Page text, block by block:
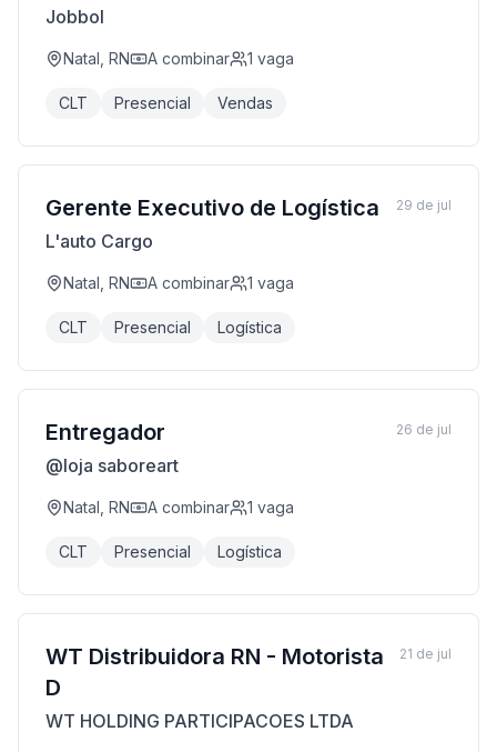
Jobbol
Natal, RN A combinar 1 vaga
CLT Presencial Vendas
Gerente Executivo de Logística
L'auto Cargo
Natal, RN A combinar 1 vaga
CLT Presencial Logística
29 de jul
Entregador
@loja saboreart
Natal, RN A combinar 1 vaga
CLT Presencial Logística
26 de jul
WT Distribuidora RN - Motorista
D
WT HOLDING PARTICIPACOES LTDA
21 de jul